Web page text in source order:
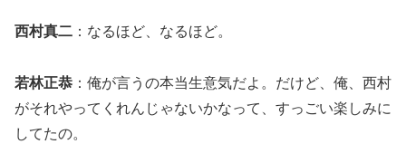
西村真二 ：なるほど、なるほど。
若林正恭 ：俺が言うの本当生意気だよ。だけど、俺、西村
がそれやってくれんじゃないかなって、すっごい楽しみに
してたの。